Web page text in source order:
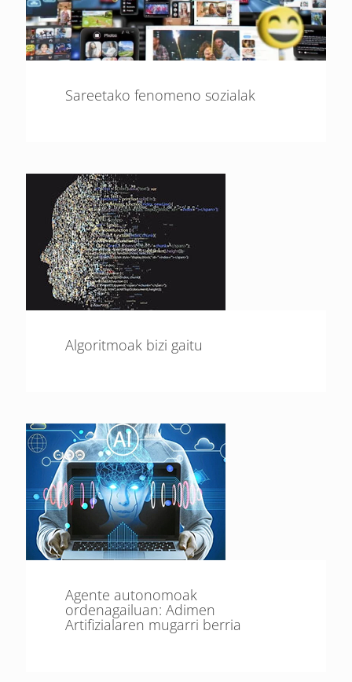
Sareetako fenomeno sozialak
Algoritmoak bizi gaitu
Agente autonomoak
ordenagailuan: Adimen
Artifizialaren mugarri berria